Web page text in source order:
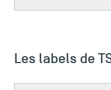
Accréditations
Les labels de